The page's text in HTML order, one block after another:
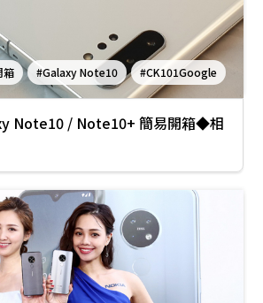
箱 #Galaxy Note10 #CK101Google
Note10 / Note10+ 簡易開箱◆相